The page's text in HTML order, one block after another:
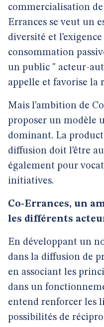
commercialisation
Errances se veut un
diversité et
consommation
un public " acteur-
appelle et favorise la
Mais l’ambition de
proposer un modèle
dominant. La
diffusion doit l’être
également pour
initiatives.
Co-Errances, un
les différents
En développant un
dans la diffusion de
en associant les
dans un
entend renforcer les
possibilités de